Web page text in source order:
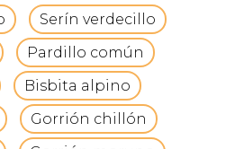
Serín verdecillo
Pardillo común
Bisbita alpino
Gorrión chillón